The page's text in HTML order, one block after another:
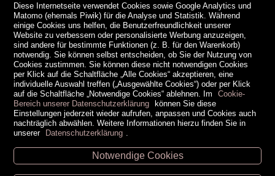
Unsere Öffnungszeiten
Diese Internetseite verwendet Cookies sowie Google Analytics und
Matomo (ehemals Piwik) für die Analyse und Statistik. Während
einige Cookies uns helfen, die Benutzerfreundlichkeit unserer
Website zu verbessern oder personalisierte Werbung anzuzeigen,
sind andere für bestimmte Funktionen (z. B. für den Warenkorb)
notwendig. Sie können selbst entscheiden, ob Sie der Nutzung von
Cookies zustimmen. Sie können diese nicht notwendigen Cookies
per Klick auf die Schaltfläche „Alle Cookies“ akzeptieren, eine
individuelle Auswahl treffen („Ausgewählte Cookies“) oder per Klick
auf die Schaltfläche „Notwendige Cookies“ ablehnen. Im
Cookie-
Bereich unserer Datenschutzerklärung können Sie diese
Einstellungen jederzeit wieder aufrufen, anpassen und Cookies auch
nachträglich abwählen. Weitere Informationen hierzu finden Sie in
unserer Datenschutzerklärung
Notwendige Cookies